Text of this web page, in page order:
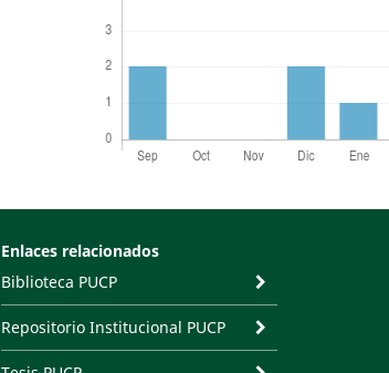
Enlaces relacionados
Biblioteca PUCP
Repositorio Institucional PUCP